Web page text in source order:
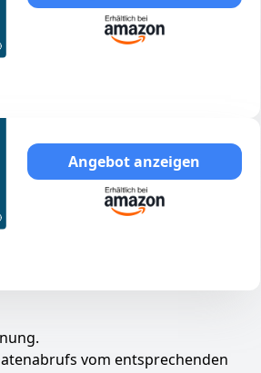
Angebot anzeigen
vom entsprechenden